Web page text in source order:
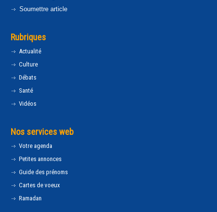
Soumettre article
Rubriques
Actualité
Culture
Débats
Santé
Vidéos
Nos services web
Votre agenda
Petites annonces
Guide des prénoms
Cartes de voeux
Ramadan